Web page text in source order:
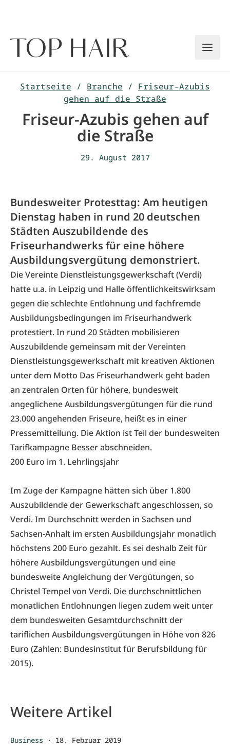
Startseite / Branche / Friseur-Azubis
gehen auf die Straße
Friseur-Azubis gehen auf
die Straße
29. August 2017
Bundesweiter Protesttag: Am heutigen
Dienstag haben in rund 20 deutschen
Städten Auszubildende des
Friseurhandwerks für eine höhere
Ausbildungsvergütung demonstriert.
Die Vereinte Dienstleistungsgewerkschaft (Verdi)
hatte u.a. in Leipzig und Halle öffentlichkeitswirksam
gegen die schlechte Entlohnung und fachfremde
Ausbildungsbedingungen im Friseurhandwerk
protestiert. In rund 20 Städten mobilisieren
Auszubildende gemeinsam mit der Vereinten
Dienstleistungsgewerkschaft mit kreativen Aktionen
unter dem Motto Das Friseurhandwerk geht baden
an zentralen Orten für höhere, bundesweit
angeglichene Ausbildungsvergütungen für die rund
23.000 angehenden Friseure, heißt es in einer
Pressemitteilung. Die Aktion ist Teil der bundesweiten
Tarifkampagne Besser abschneiden.
200 Euro im 1. Lehrlingsjahr
Im Zuge der Kampagne hätten sich über 1.800
Auszubildende der Gewerkschaft angeschlossen, so
Verdi. Im Durchschnitt werden in Sachsen und
Sachsen-Anhalt im ersten Ausbildungsjahr monatlich
höchstens 200 Euro gezahlt. Es sei deshalb Zeit für
höhere Ausbildungsvergütungen und eine
bundesweite Angleichung der Vergütungen, so
Christel Tempel von Verdi. Die durchschnittlichen
monatlichen Entlohnungen liegen zudem weit unter
dem bundesweiten Gesamtdurchschnitt der
tariflichen Ausbildungsvergütungen in Höhe von 826
Euro (Zahlen: Bundesinstitut für Berufsbildung für
2015).
Weitere Artikel
Business · 18. Februar 2019